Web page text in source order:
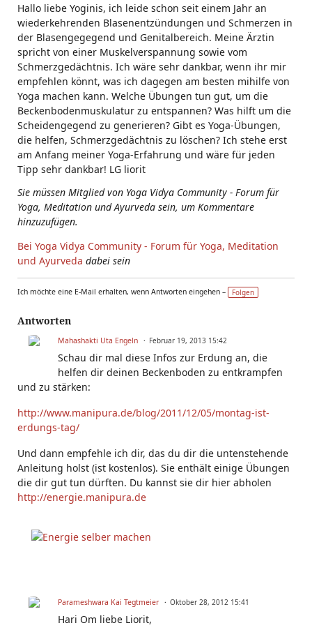
Hallo liebe Yoginis, ich leide schon seit einem Jahr an
wiederkehrenden Blasenentzündungen und Schmerzen in
der Blasengegegend und Genitalbereich. Meine Ärztin
spricht von einer Muskelverspannung sowie vom
Schmerzgedächtnis. Ich wäre sehr dankbar, wenn ihr mir
empfehlen könnt, was ich dagegen am besten mihilfe von
Yoga machen kann. Welche Übungen tun gut, um die
Beckenbodenmuskulatur zu entspannen? Was hilft um die
Scheidengegend zu generieren? Gibt es Yoga-Übungen,
die helfen, Schmerzgedächtnis zu löschen? Ich stehe erst
am Anfang meiner Yoga-Erfahrung und wäre für jeden
Tipp sehr dankbar! LG liorit
Sie müssen Mitglied von Yoga Vidya Community - Forum für
Yoga, Meditation und Ayurveda sein, um Kommentare
hinzuzufügen.
Bei Yoga Vidya Community - Forum für Yoga, Meditation
und Ayurveda dabei sein
Ich möchte eine E-Mail erhalten, wenn Antworten eingehen – Folgen
Antworten
Mahashakti Uta Engeln Februar 19, 2013 15:42
Schau dir mal diese Infos zur Erdung an, die
helfen dir deinen Beckenboden zu entkrampfen
und zu stärken:
http://www.manipura.de/blog/2011/12/05/montag-ist-
erdungs-tag/
Und dann empfehle ich dir, das du dir die untenstehende
Anleitung holst (ist kostenlos). Sie enthält einige Übungen
die dir gut tun dürften. Du kannst sie dir hier abholen
http://energie.manipura.de
Parameshwara Kai Tegtmeier Oktober 28, 2012 15:41
Hari Om liebe Liorit,